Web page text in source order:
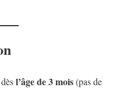
l’âge de 3 mois(pas de